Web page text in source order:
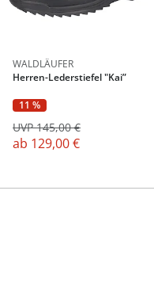
WALDLÄUFER
Herren-Lederstiefel "Kai”
11 %
ab 129,00 €
UVP 145,00 €